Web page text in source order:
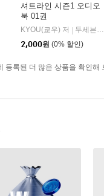
셔트라인 시즌1 오디오
북 01권
KYOU(쿄우) 저 | 두세븐 엔터테인먼트
2,000원 (0% 할인)
등록된 더 많은 상품을 확인해